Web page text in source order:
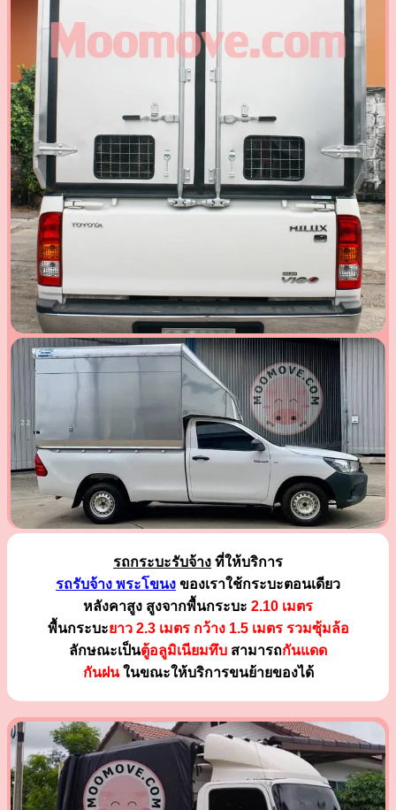
รถกระบะรับจ้าง ที่ให้บริการ
รถรับจ้าง พระโขนง ของเราใช้กระบะตอนเดียว
หลังคาสูง สูงจากพื้นกระบะ 2.10 เมตร
พื้นกระบะยาว 2.3 เมตร กว้าง 1.5 เมตร รวมซุ้มล้อ
ลักษณะเป็นตู้อลูมิเนียมทึบ สามารถกันแดด
กันฝนในขณะให้บริการขนย้ายของได้